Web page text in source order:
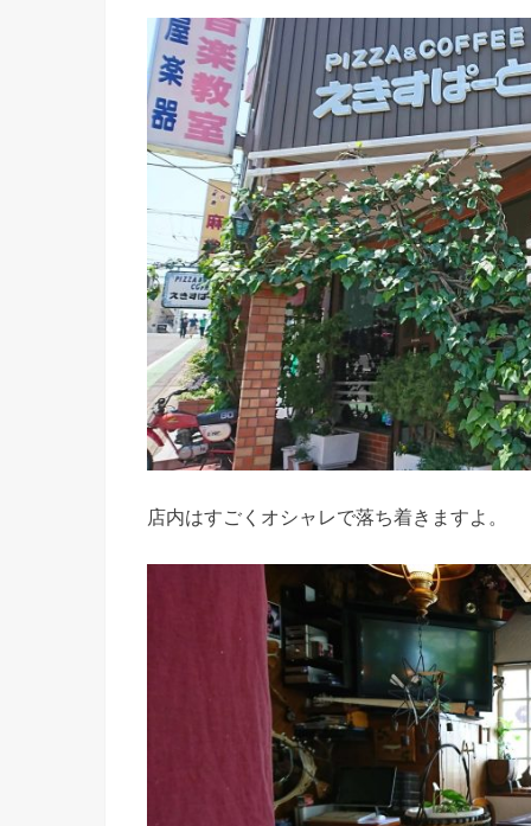
店内はすごくオシャレで落ち着きますよ。